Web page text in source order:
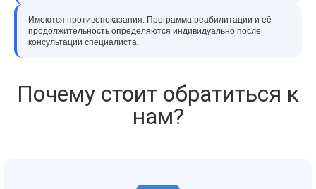
Имеются противопоказания. Программа реабилитации и её
продолжительность определяются индивидуально после
консультации специалиста.
Почему стоит обратиться к
нам?